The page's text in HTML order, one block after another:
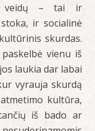
veidų – tai ir
ir socialinė
skurdas.
vienu iš
laukia dar labai
vyrauja skurdą
kultūra,
iš bado ar